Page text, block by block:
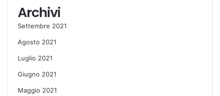
Archivi
Settembre 2021
Agosto 2021
Luglio 2021
Giugno 2021
Maggio 2021